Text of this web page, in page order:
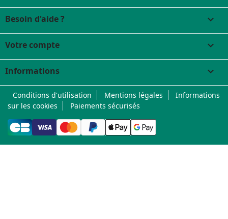
Besoin d'aide ? 
Votre compte 
Informations keyboard_arrow_down
Conditions d'utilisation Mentions légales
Informations
sur les cookies
Paiements sécurisés